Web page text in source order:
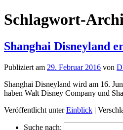
Schlagwort-
Shanghai Disneyland
Publiziert am 29. Februar 2016 von
Shanghai Disneyland wird am 16.
haben Walt Disney Company und
Veröffentlicht unter Einblick |
Suche nach: